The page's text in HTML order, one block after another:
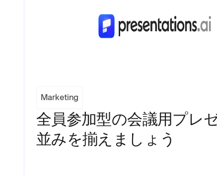
Marketing
全員参加型の会議用プレ
並みを揃えましょう